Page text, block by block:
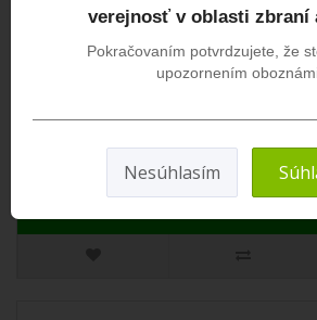
Peňaženka široká - Jeleň
Kvalitná kožená peňaženka s motívom jeleňa
vynikajúcim a jemným spracovaním..
verejnosť v oblasti zbraní
Pokračovaním potvrdzujete, že
upozornením
Nesúhlasím